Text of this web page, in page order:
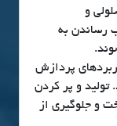
و
رساندن به
پردازش
تولید و پر کردن
و جلوگیری از